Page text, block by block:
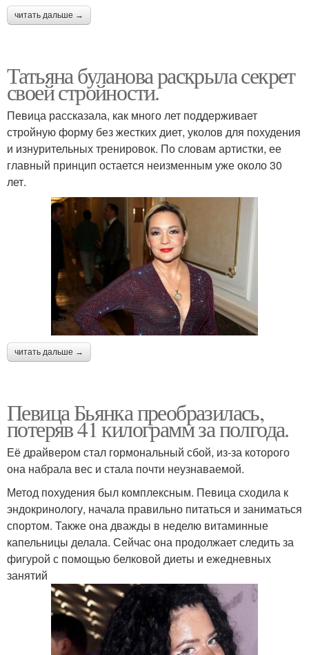
читать дальше →
Татьяна буланова раскрыла секрет
своей стройности.
Певица рассказала, как много лет поддерживает
стройную форму без жестких диет, уколов для похудения
и изнурительных тренировок. По словам артистки, ее
главный принцип остается неизменным уже около 30
лет.
читать дальше →
Певица Бьянка преобразилась,
потеряв 41 килограмм за полгода.
Её драйвером стал гормональный сбой, из-за которого
она набрала вес и стала почти неузнаваемой.
Метод похудения был комплексным. Певица сходила к
эндокринологу, начала правильно питаться и заниматься
спортом. Также она дважды в неделю витаминные
капельницы делала. Сейчас она продолжает следить за
фигурой с помощью белковой диеты и ежедневных
занятий